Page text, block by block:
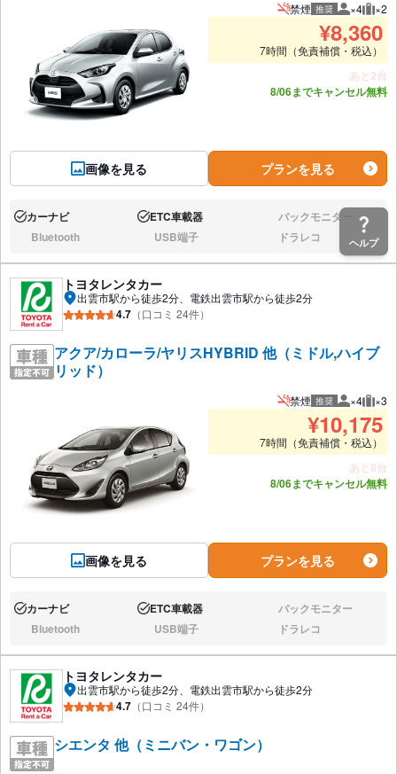
画像を見る
禁煙 推奨 推奨人数
×4 推
×2
¥8,360
7時間（免責補償・税込）
あと2台
8/06までキャンセル無料
プランを見る
あり:カーナビ あり:ETC車載器 なし:バックモニター
なし:Bluetooth なし:USB端子 なし:ドラレコ
トヨタレンタカー
出雲市駅から徒歩2分、電鉄出雲市駅から徒歩2分
4.7 （口コミ 24件）
アクア/カローラ/ヤリスHYBRID 他（ミドル,ハイブ
リッド）
画像を見る
禁煙 推奨 推奨人数
×4 推
×3
¥10,175
7時間（免責補償・税込）
あと8台
8/06までキャンセル無料
プランを見る
あり:カーナビ あり:ETC車載器 なし:バックモニター
なし:Bluetooth なし:USB端子 なし:ドラレコ
トヨタレンタカー
出雲市駅から徒歩2分、電鉄出雲市駅から徒歩2分
4.7 （口コミ 24件）
シエンタ 他（ミニバン・ワゴン）
ヘルプ